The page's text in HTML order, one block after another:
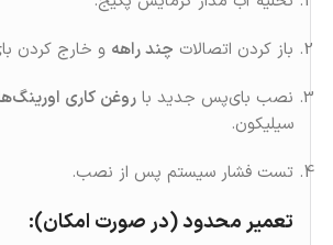
باز کردن اتصالات چند راهه و خارج کردن
نصب بای‌پس جدید با روغن‌ کاری
سیلیکون.
تست فشار سیستم پس از نصب.
تعمیر محدود (در صورت امکان):